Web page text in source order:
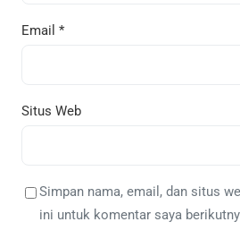
Email *
Situs Web
Simpan nama, email, dan situs
ini untuk komentar saya